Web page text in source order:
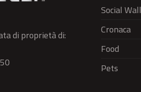
di proprietà di:
Social Wall
Cronaca
Food
Pets